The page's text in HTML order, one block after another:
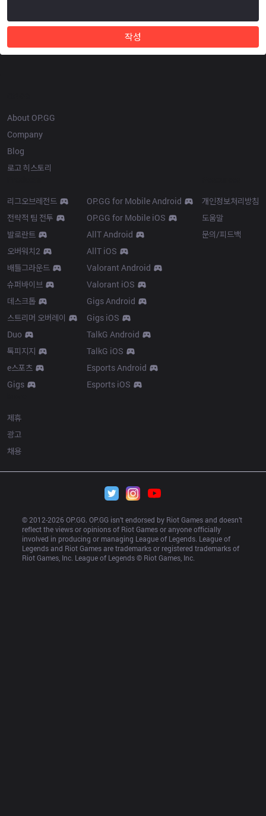
작성
About OP.GG
Company
Blog
로고 히스토리
리그오브레전드
전략적 팀 전투
발로란트
오버워치2
배틀그라운드
슈퍼바이브
데스크톱
스트리머 오버레이
Duo
톡피지지
e스포츠
Gigs
OP.GG for Mobile Android
OP.GG for Mobile iOS
AllT Android
AllT iOS
Valorant Android
Valorant iOS
Gigs Android
Gigs iOS
TalkG Android
TalkG iOS
Esports Android
Esports iOS
개인정보처리방침
도움말
문의/피드백
제휴
광고
채용
© 2012-2026 OP.GG. OP.GG isn’t endorsed by Riot Games and doesn’t
reflect the views or opinions of Riot Games or anyone officially
involved in producing or managing League of Legends. League of
Legends and Riot Games are trademarks or registered trademarks of
Riot Games, Inc. League of Legends © Riot Games, Inc.